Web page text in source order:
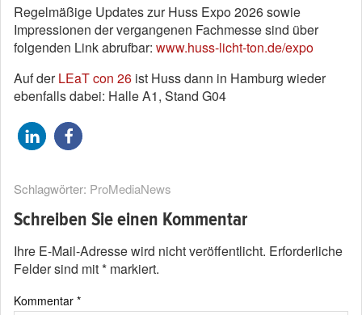
Regelmäßige Updates zur Huss Expo 2026 sowie
Impressionen der vergangenen Fachmesse sind über
folgenden Link abrufbar: www.huss-licht-ton.de/expo
Auf derLEaT con 26 ist Huss dann in Hamburg wieder
ebenfalls dabei: Halle A1, Stand G04
Schlagwörter: ProMediaNews
Schreiben Sie einen Kommentar
Ihre E-Mail-Adresse wird nicht veröffentlicht. Erforderliche
Felder sind mit* markiert.
Kommentar *